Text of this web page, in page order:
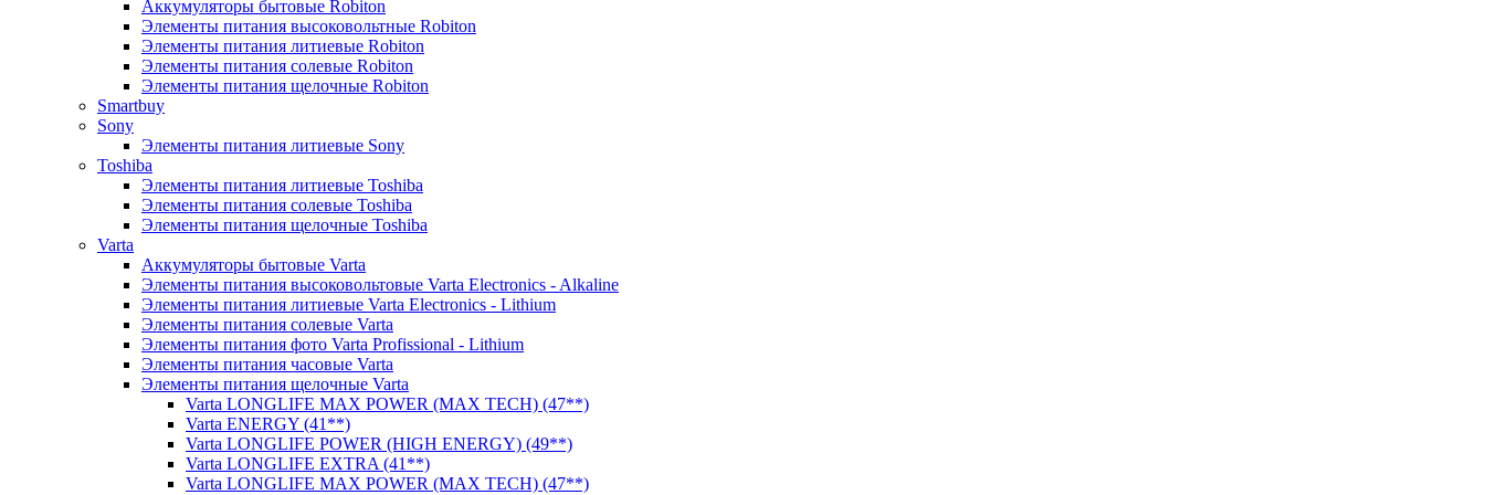
Аккумуляторы бытовые Robiton
Элементы питания высоковольтные Robiton
Элементы питания литиевые Robiton
Элементы питания солевые Robiton
Элементы питания щелочные Robiton
Smartbuy
Sony
Элементы питания литиевые Sony
Toshiba
Элементы питания литиевые Toshiba
Элементы питания солевые Toshiba
Элементы питания щелочные Toshiba
Varta
Аккумуляторы бытовые Varta
Элементы питания высоковольтовые Varta Electronics - Alkaline
Элементы питания литиевые Varta Electronics - Lithium
Элементы питания солевые Varta
Элементы питания фото Varta Profissional - Lithium
Элементы питания часовые Varta
Элементы питания щелочные Varta
Varta LONGLIFE MAX POWER (MAX TECH) (47**)
Varta ENERGY (41**)
Varta LONGLIFE POWER (HIGH ENERGY) (49**)
Varta LONGLIFE EXTRA (41**)
Varta LONGLIFE MAX POWER (MAX TECH) (47**)